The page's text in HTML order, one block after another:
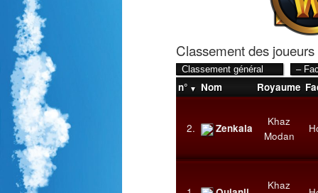
Classement des joueurs
n° Nom Royaume
2. Zenkala
Khaz
Modan
Khaz